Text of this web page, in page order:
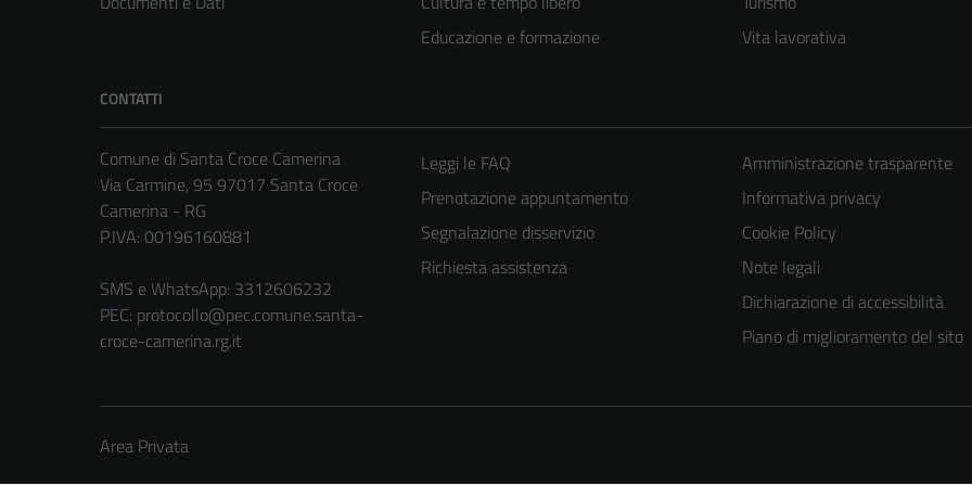
Educazione e formazione
Vita lavorativa
CONTATTI
Comune di Santa Croce Camerina
Via Carmine, 95 97017 Santa Croce
Camerina - RG
P.IVA: 00196160881
SMS e WhatsApp: 3312606232
PEC: protocollo@pec.comune.santa-
croce-camerina.rg.it
Leggi le FAQ
Prenotazione appuntamento
Segnalazione disservizio
Richiesta assistenza
Amministrazione trasparente
Informativa privacy
Cookie Policy
Note legali
Dichiarazione di accessibilità
Piano di miglioramento del sito
Area Privata